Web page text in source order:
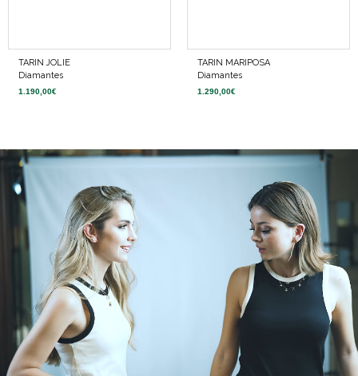
TARIN JOLIE
Diamantes
1.190,00€
TARIN MARIPOSA
Diamantes
1.290,00€